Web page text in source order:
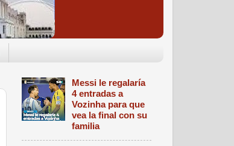
Messi le regalaría
4 entradas a
Vozinha para que
vea la final con su
familia